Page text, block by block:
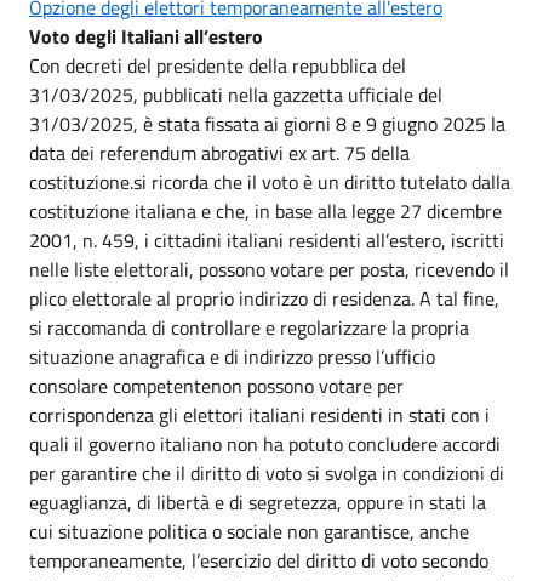
Opzione degli elettori temporaneamente all'estero
Voto degli Italiani all’estero
Con decreti del presidente della repubblica del
31/03/2025, pubblicati nella gazzetta ufficiale del
31/03/2025, è stata fissata ai giorni 8 e 9 giugno 2025 la
data dei referendum abrogativi ex art. 75 della
costituzione.si ricorda che il voto è un diritto tutelato dalla
costituzione italiana e che, in base alla legge 27 dicembre
2001, n. 459, i cittadini italiani residenti all’estero, iscritti
nelle liste elettorali, possono votare per posta, ricevendo il
plico elettorale al proprio indirizzo di residenza. A tal fine,
si raccomanda di controllare e regolarizzare la propria
situazione anagrafica e di indirizzo presso l’ufficio
consolare competentenon possono votare per
corrispondenza gli elettori italiani residenti in stati con i
quali il governo italiano non ha potuto concludere accordi
per garantire che il diritto di voto si svolga in condizioni di
eguaglianza, di libertà e di segretezza, oppure in stati la
cui situazione politica o sociale non garantisce, anche
temporaneamente, l’esercizio del diritto di voto secondo